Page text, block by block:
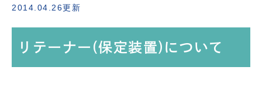
2014.04.26更新
リテーナー(保定装置)について